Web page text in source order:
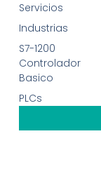
Servicios
Industrias
S7-1200
Controlador
Basico
PLCs